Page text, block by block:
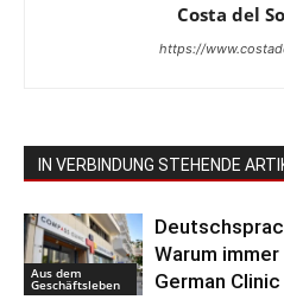
Costa del
https://
IN VERBINDUNG STEHENDE
Aus dem
Geschäftsleben
Warum
German